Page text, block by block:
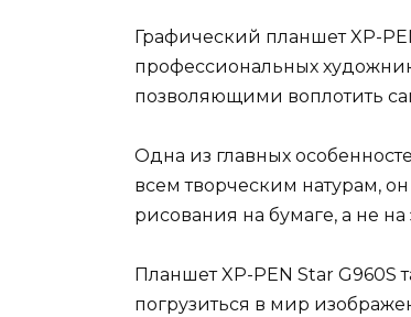
Графический планшет XP-
профессиональных
позволяющими воплотить
Одна из главных
всем творческим натурам,
рисования на бумаге, а не
Планшет XP-PEN Star
погрузиться в мир